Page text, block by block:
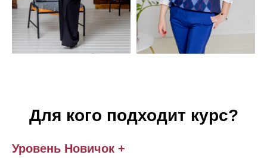
Для кого подходит курс?
Уровень Новичок +